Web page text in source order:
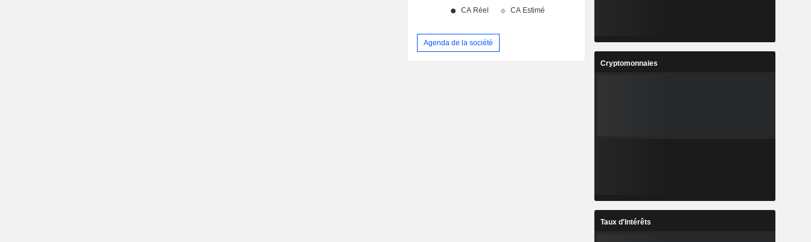
Agenda de la société
Cryptomonnaies
Taux d'Intérêts